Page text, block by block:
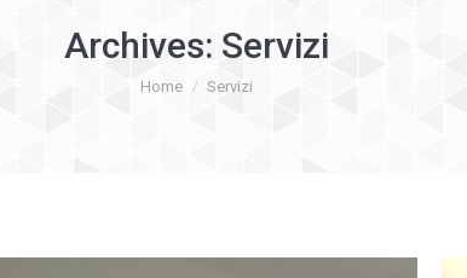
Archives: Servizi
You are here:
Home Servizi